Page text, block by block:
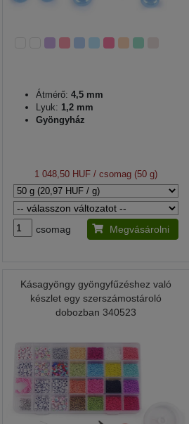
Átmérő: 4,5 mm
Lyuk: 1,2 mm
Gyöngyház
1 048,50 HUF/ csomag (50 g)
csomag Megvásárolni
Kásagyöngy gyöngyfűzéshez való
készlet egy szerszámostároló
dobozban 340523